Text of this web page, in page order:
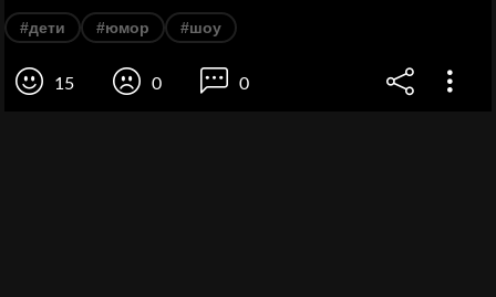
#дети #юмор #шоу
15 0 0